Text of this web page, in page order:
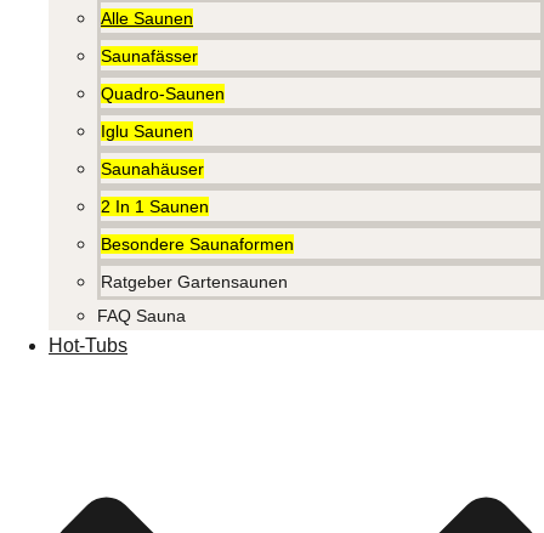
Alle Saunen
Saunafässer
Quadro-Saunen
Iglu Saunen
Saunahäuser
2 In 1 Saunen
Besondere Saunaformen
Ratgeber Gartensaunen
FAQ Sauna
Hot-Tubs